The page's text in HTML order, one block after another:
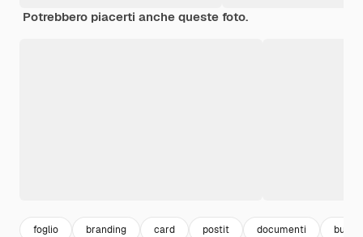
Potrebbero piacerti anche queste foto.
foglio branding card postit documenti